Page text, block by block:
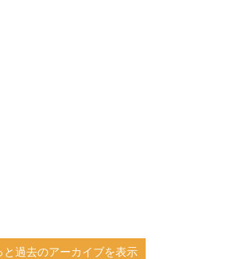
と過去のアーカイブを表示